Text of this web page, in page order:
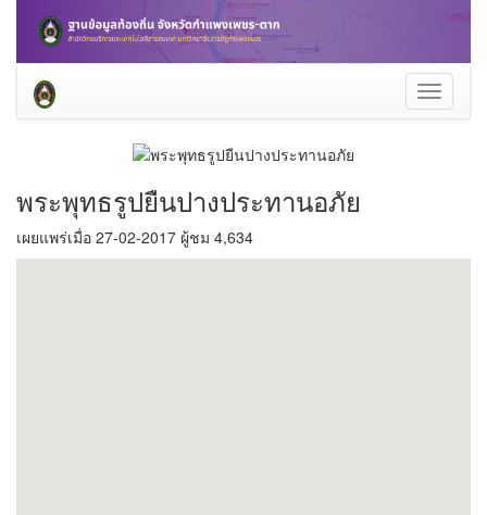
Toggle
พระพุทธรูปยืนปางประทานอภัย
เผยแพร่เมื่อ 27-02-2017 ผู้ชม 4,634